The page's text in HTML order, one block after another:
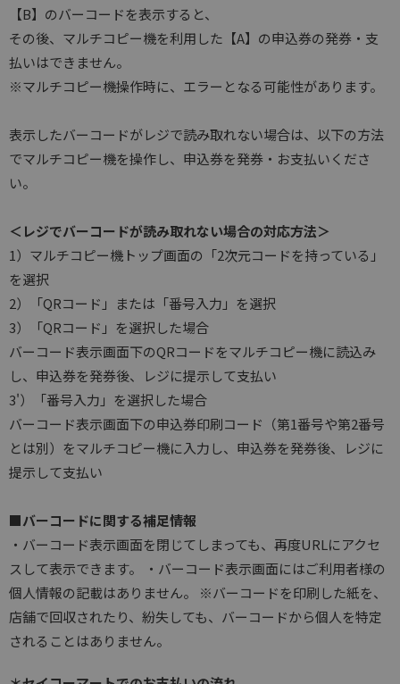
【B】のバーコードを表示すると、
その後、マルチコピー機を利用した【A】の申込券の発券・支
払いはできません。
※マルチコピー機操作時に、エラーとなる可能性があります。
表示したバーコードがレジで読み取れない場合は、以下の方法
でマルチコピー機を操作し、申込券を発券・お支払いくださ
い。
＜レジでバーコードが読み取れない場合の対応方法＞
1）マルチコピー機トップ画面の「2次元コードを持っている」
を選択
2）「QRコード」または「番号入力」を選択
3）「QRコード」を選択した場合
バーコード表示画面下のQRコードをマルチコピー機に読込み
し、申込券を発券後、レジに提示して支払い
3'）「番号入力」を選択した場合
バーコード表示画面下の申込券印刷コード（第1番号や第2番号
とは別）をマルチコピー機に入力し、申込券を発券後、レジに
提示して支払い
■バーコードに関する補足情報
・バーコード表示画面を閉じてしまっても、再度URLにアクセ
スして表示できます。 ・バーコード表示画面にはご利用者様の
個人情報の記載はありません。 ※バーコードを印刷した紙を、
店舗で回収されたり、紛失しても、バーコードから個人を特定
されることはありません。